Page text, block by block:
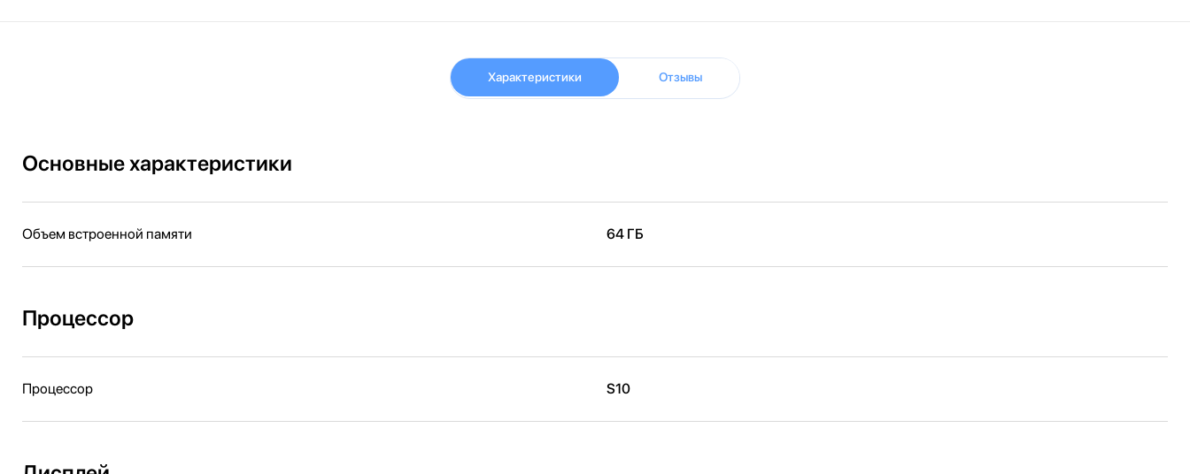
Характеристики Отзывы
Основные характеристики
Объем встроенной памяти 64 ГБ
Процессор
Процессор S10